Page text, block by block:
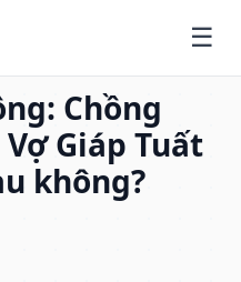
Chồng
Giáp Tuất
không?